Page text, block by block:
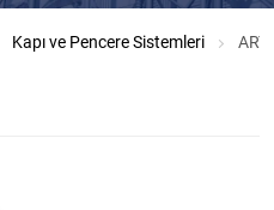
Kapı ve Pencere Sistemleri